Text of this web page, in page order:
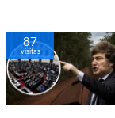
87
visitas